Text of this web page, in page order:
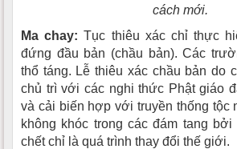
cách mới.
Ma chay: Tục thiêu xác chỉ thực
đứng đầu bản (chầu bản). Các
thổ táng. Lễ thiêu xác chầu bản do
chủ trì với các nghi thức Phật giáo
và cải biến hợp với truyền thống
không khóc trong các đám tang
chết chỉ là quá trình thay đổi thế giới.